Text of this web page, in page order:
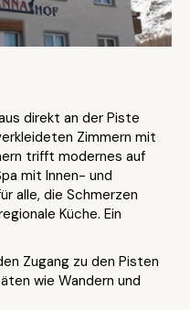
direkt an der Piste
Zimmern mit
trifft modernes auf
mit Innen- und
alle, die Schmerzen
Küche. Ein
Zugang zu den Pisten
wie Wandern und